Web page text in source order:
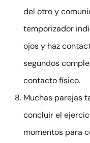
del otro y
temporizador
ojos y haz
segundos
contacto físico.
Muchas parejas
concluir el
momentos para